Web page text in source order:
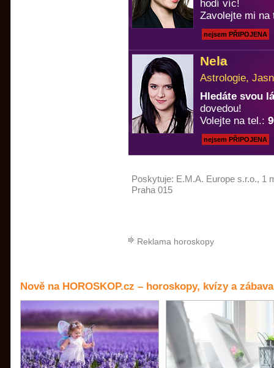
hodí víc!
Zavolejte mi
nejsem PŘIPOJENA
Nela
Astrologie,
Hledáte svou
dovedou!
Volejte na tel.:
nejsem PŘIPOJENA
Poskytuje: E.M.A. Europe s.r.o., 1
Praha 015
Reklama horoskopy
Nově na HOROSKOP.cz – horoskopy, kvízy a zábava